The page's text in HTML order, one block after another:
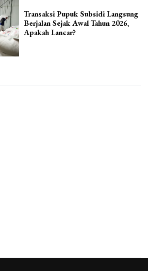
Transaksi Pupuk Subsidi Langsung
Berjalan Sejak Awal Tahun 2026,
Apakah Lancar?